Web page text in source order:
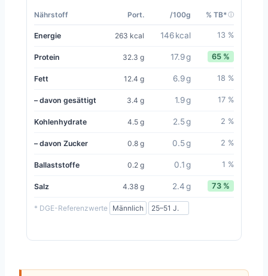
Nährstoff Port. /100g % TB*
Energie 263 kcal 146 kcal 13 %
Protein 32.3 g 17.9 g 65 %
Fett 12.4 g 6.9 g 18 %
– davon gesättigt 3.4 g 1.9 g 17 %
Kohlenhydrate 4.5 g 2.5 g 2 %
– davon Zucker 0.8 g 0.5 g 2 %
Ballaststoffe 0.2 g 0.1 g 1 %
Salz 4.38 g 2.4 g 73 %
* DGE-Referenzwerte